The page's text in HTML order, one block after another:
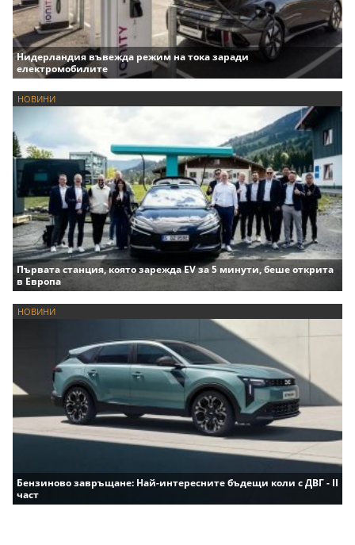
Нидерландия въвежда режим на тока заради
електромобилите
НОВИНИ
Първата станция, която зарежда EV за 5 минути, беше открита
в Европа
НОВИНИ
Бензиново завръщане: Най-интересните бъдещи коли с ДВГ - II
част